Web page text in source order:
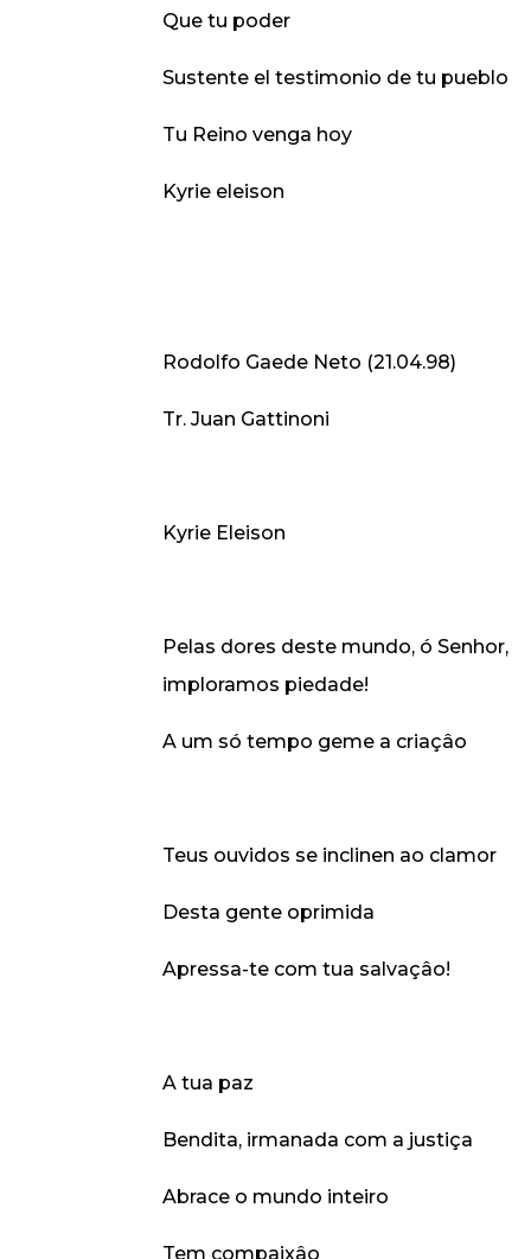
Que tu poder
Sustente el testimonio de tu pueblo
Tu Reino venga hoy
Kyrie eleison
Rodolfo Gaede Neto (21.04.98)
Tr. Juan Gattinoni
Kyrie Eleison
Pelas dores deste mundo, ó Senhor,
imploramos piedade!
A um só tempo geme a criaçâo
Teus ouvidos se inclinen ao clamor
Desta gente oprimida
Apressa-te com tua salvaçâo!
A tua paz
Bendita, irmanada com a justiça
Abrace o mundo inteiro
Tem compaixâo